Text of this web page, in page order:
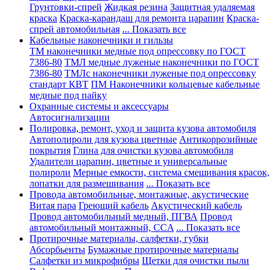
Грунтовки-спрей Жидкая резина Защитная удаляемая
краска Краска-карандаш для ремонта царапин Краска-
спрей автомобильная ... Показать все
Кабельные наконечники и гильзы
ТМ наконечники медные под опрессовку по ГОСТ
7386-80 ТМЛ медные луженые наконечники по ГОСТ
7386-80 ТМЛс наконечники луженые под опрессовку
стандарт КВТ ПМ Наконечники кольцевые кабельные
медные под пайку
Охранные системы и аксессуары
Автосигнализации
Полировка, ремонт, уход и защита кузова автомобиля
Автополироли для кузова цветные Антикоррозийные
покрытия Глина для очистки кузова автомобиля
Удалители царапин, цветные и универсальные
полироли Мерные емкости, система смешивания красок,
лопатки для размешивания ... Показать все
Провода автомобильные, монтажные, акустические
Витая пара Греющий кабель Акустический кабель
Провод автомобильный медный, ПГВА Провод
автомобильный монтажный, CCA ... Показать все
Протирочные материалы, салфетки, губки
Абсорбьенты Бумажные протирочные материалы
Салфетки из микрофибры Щетки для очистки пыли